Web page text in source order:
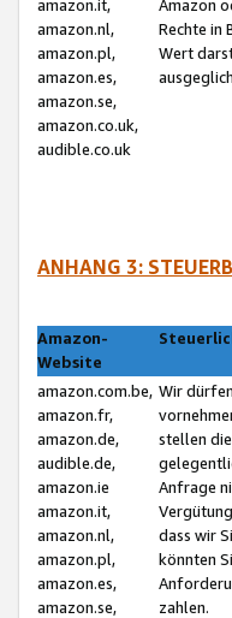
amazon.it,
amazon.nl,
amazon.pl,
amazon.es,
amazon.se,
amazon.co.uk,
audible.co.uk
Amazon
Rechte in
Wert
ANHANG 3:
Amazon-
Website
amazon.com.be,
amazon.fr,
amazon.de,
audible.de,
amazon.ie
amazon.it,
amazon.nl,
amazon.pl,
amazon.es,
amazon.se,
Wir
stellen
Anfrage
dass wir
könnten
zahlen.